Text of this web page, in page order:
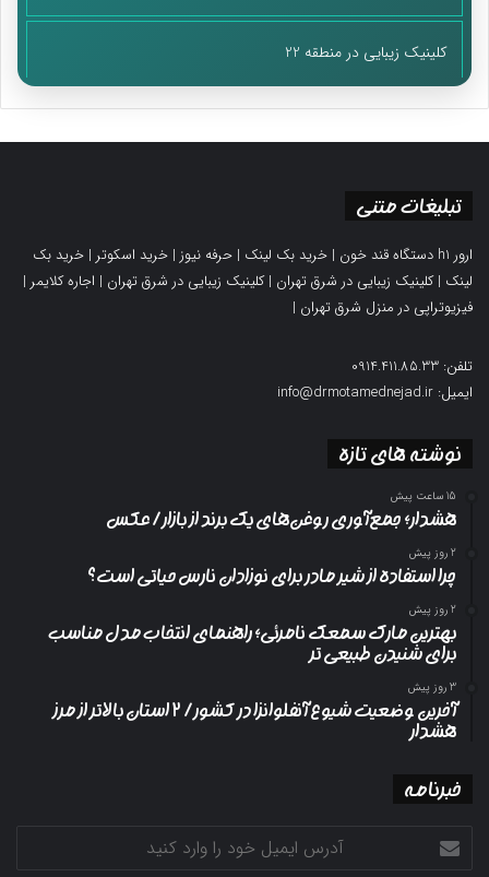
کلینیک زیبایی در منطقه 22
تبلیغات متنی
ارور h1 دستگاه قند خون | خرید بک لینک | حرفه نیوز | خرید اسکوتر | خرید بک
لینک |کلینیک زیبایی در شرق تهران |کلینیک زیبایی در شرق تهران | اجاره کلایمر |
فیزیوتراپی در منزل شرق تهران |
تلفن: 0914.411.85.33
ایمیل: info@drmotamednejad.ir
نوشته های تازه
15 ساعت پیش
هشدار؛ جمع‌آوری روغن‌های یک برند از بازار/ عکس
2 روز پیش
چرا استفاده از شیر مادر برای نوزادان نارس حیاتی است؟
2 روز پیش
بهترین مارک سمعک نامرئی؛ راهنمای انتخاب مدل مناسب
برای شنیدن طبیعی تر
3 روز پیش
آخرین وضعیت شیوع آنفلوانزا در کشور/ ۲ استان بالاتر از مرز
هشدار
خبرنامه
آدرس
ایمیل